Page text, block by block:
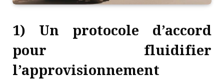
1) Un protocole d’accord
pour fluidifier
l’approvisionnement